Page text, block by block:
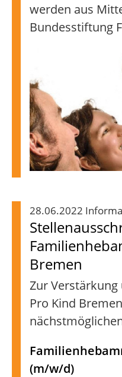
werden aus
Bundesstiftung
28.06.2022
Bremen
Zur Verstärkung
Pro Kind
(m/w/d)